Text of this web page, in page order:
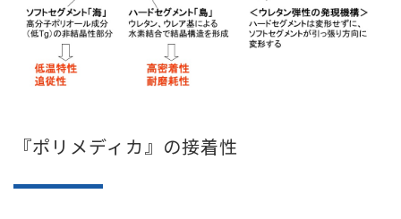
『ポリメディカ』の接着性